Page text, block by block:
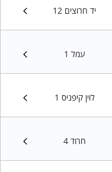
יד חרוצים 12
עמל 1
לוין קיפניס 1
חרוד 4